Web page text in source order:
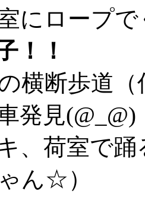
にロープ
！！
横断歩道
発見(@_@)
、荷室で
ん☆）